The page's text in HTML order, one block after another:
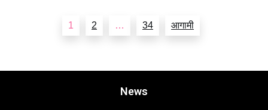
1 2 … 34 आगामी
News